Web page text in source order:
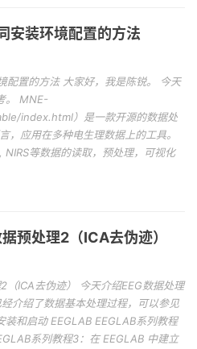
安装环境配置的方法
置的方法 大家好，我是陈锐。 今天
。 MNE-
index.html）是一款开源的数据处
应用在多种电生理数据上的工具。
等数据的读取，预处理，可视化
预处理2（ICA去伪迹）
（ICA去伪迹） 今天介绍EEG数据处理
介绍了数据基本处理过程，可以参见
装和启动 EEGLAB EEGLAB系列教程
系列教程3：在 EEGLAB 中建立